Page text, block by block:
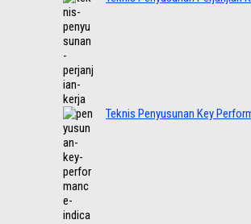
Teknis Penyusunan Key